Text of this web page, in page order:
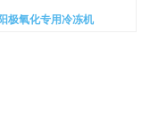
阳极氧化专用冷冻机